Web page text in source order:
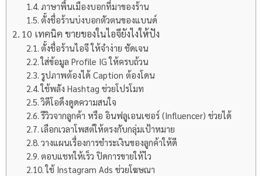
ภาษาพื้นเมืองบอกที่มาของร้าน
ตั้งชื่อร้านบ่งบอกตัวตนของแบนด์
10 เทคนิค ขายของในไอจียังไงให้ปัง
ตั้งชื่อร้านไอจี ให้จำง่าย ชัดเจน
ใส่ข้อมูล Profile IG ให้ครบถ้วน
รูปภาพต้องได้ Caption ต้องโดน
ใช้พลัง Hashtag ช่วยโปรโมท
วิดีโอดึงดูดความสนใจ
รีวิวจากลูกค้า หรือ อินฟลูเอนเซอร์ (Influencer) ช่วยได้
เลือกเวลาโพสต์ให้ตรงกับกลุ่มเป้าหมาย
วางแผนเรื่องการชำระเงินของลูกค้าให้ดี
ตอบแชทให้เร็ว ปิดการขายให้ไว
ใช้ Instagram Ads ช่วยโฆษณา